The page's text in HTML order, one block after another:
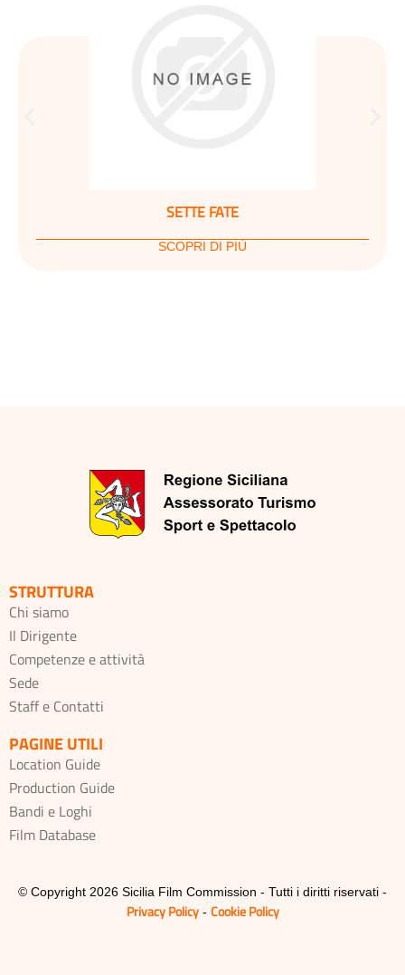
SETTE FATE
SCOPRI DI PIÙ
STRUTTURA
Chi siamo
Il Dirigente
Competenze e attività
Sede
Staff e Contatti
PAGINE UTILI
Location Guide
Production Guide
Bandi e Loghi
Film Database
© Copyright 2026 Sicilia Film Commission - Tutti i diritti riservati -
Privacy Policy- Cookie Policy